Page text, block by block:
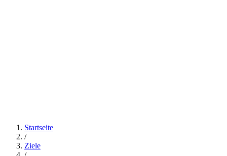
Startseite
/
Ziele